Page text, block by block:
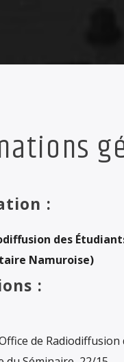
:
des
Namuroise)
:
de Radiodiffusion